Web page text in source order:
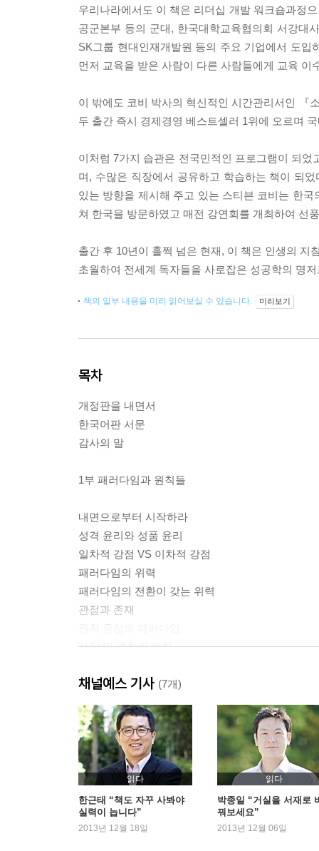
우리나라에서도 이 책은 리더십 개발 워크숍과정
공군본부 등의 군대, 한국대학교육협의회 서강대
SK그룹 현대인재개발원 등의 주요 기업에서 도
먼저 교육을 받은 사람이 다른 사람들에게 교육
이 밖에도 코비 박사의 혁신적인 시간관리서인 『
두 출간 즉시 경제경영 베스트셀러 1위에 오르며
이처럼 7가지 습관은 전국민적인 프로그램이 되
며, 수많은 직장에서 공유하고 학습하는 책이 되
있는 방향을 제시해 주고 있는 스티븐 코비는 한
쳐 한국을 방문하였고 매전 강연회를 개최하여 선
출간 후 10년이 훌쩍 넘은 현재, 이 책은 인생의
초월하여 전세계 독자들을 사로잡은 성공학의 명
책의 일부 내용을 미리 읽어보실 수 있습니다. 미리보기
목차
개정판을 내면서
한국어판 서문
감사의 말
1부 패러다임과 원칙들
내면으로부터 시작하라
성격 윤리와 성품 윤리
일차적 강점 VS 이차적 강점
패러다임의 위력
패러다임의 전환이 갖는 위력
관점과 존재
성장 및 변화의 원칙
새로운 차원의 사고
7가지 습관에 대한 개관
'습관'에 대한 정의
성숙의 연속선
효과성에 대한 정의
세 가지 종류의 자산
조직의 생산능력
이 책의 사용방법
채널예스 기사 (7개)
읽다
한근태 “책도 자꾸 사봐야
실력이 늡니다”
2013년 12월 18일
읽다
박종일 “거실을 서재로
꿔보세요”
2013년 12월 06일